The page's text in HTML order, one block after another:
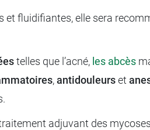
et fluidifiantes, elle sera
telles que l’acné, les abcès
,antidouleurset
adjuvant des